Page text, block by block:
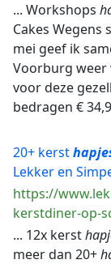
... Workshops
Cakes Wegens
mei geef ik
Voorburg weer
voor deze
bedragen €
20+ kerst
Lekker en
https://
kerstdiner-op-
... 12x kerst
meer dan 20+